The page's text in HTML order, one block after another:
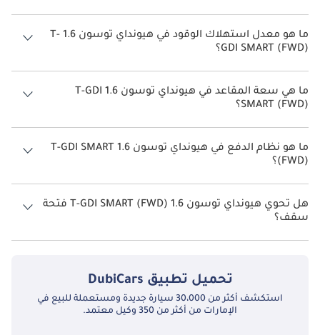
سعر هيونداي توسون 1.6 T-GDI SMART (FWD) هو درهم 86,940.
ما هو معدل استهلاك الوقود في هيونداي توسون 1.6 T-
GDI SMART (FWD)؟
يبلغ معدل استهلاك الوقود المقترح من الشركة المصنعة لسيارة هيونداي
توسون 2026 من 11 كم/ليتر - 14 كم/ليتر.
ما هي سعة المقاعد في هيونداي توسون 1.6 T-GDI
SMART (FWD)؟
تتسع هيونداي توسون 1.6 T-GDI SMART (FWD) لأ 5 أشخاص.
ما هو نظام الدفع في هيونداي توسون 1.6 T-GDI SMART
(FWD)؟
نظام الدفع في هيونداي توسون Front Wheel Drive 1.6 T-GDI SMART (FWD).
هل تحوي هيونداي توسون 1.6 T-GDI SMART (FWD) فتحة
سقف؟
نعم توفر هيونداي توسون 1.6 T-GDI SMART (FWD) فتحة السقف كخيار.
تحميل تطبيق DubiCars
استكشف أكثر من 30،000 سيارة جديدة ومستعملة للبيع في
الإمارات من أكثر من 350 وكيل معتمد.